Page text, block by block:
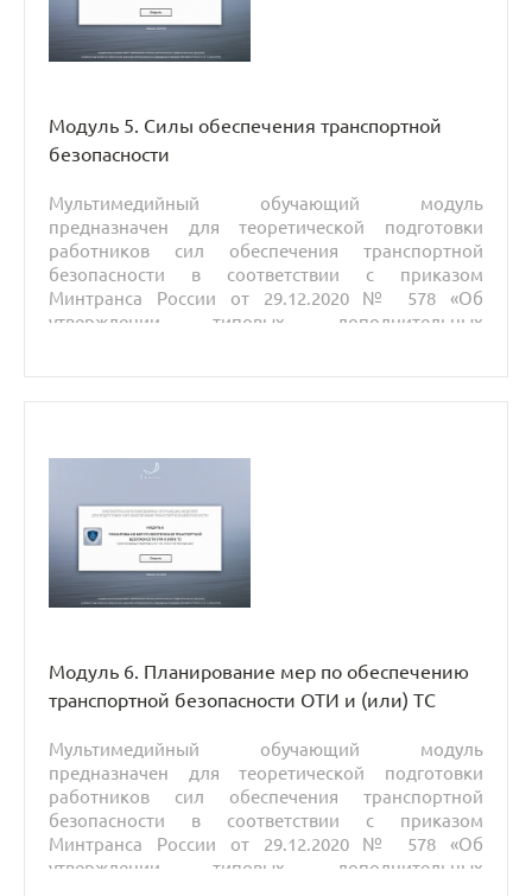
Модуль 5. Силы обеспечения транспортной
безопасности
Мультимедийный обучающий модуль
предназначен для теоретической подготовки
работников сил обеспечения транспортной
безопасности в соответствии с приказом
Минтранса России от 29.12.2020 № 578 «Об
утверждении типовых дополнительных
Модуль 6. Планирование мер по обеспечению
транспортной безопасности ОТИ и (или) ТС
Мультимедийный обучающий модуль
предназначен для теоретической подготовки
работников сил обеспечения транспортной
безопасности в соответствии с приказом
Минтранса России от 29.12.2020 № 578 «Об
утверждении типовых дополнительных